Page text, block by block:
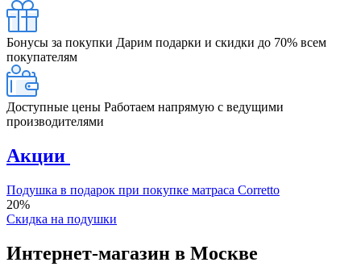
Бонусы за покупки Дарим подарки и скидки до 70% всем
покупателям
Доступные цены Работаем напрямую с ведущими
производителями
Акции
Подушка в подарок при покупке матраса Corretto
20%
Скидка на подушки
Интернет-магазин в Москве